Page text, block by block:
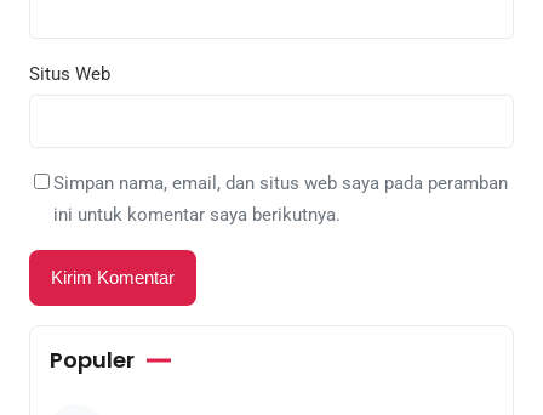
Situs Web
Simpan nama, email, dan situs web saya pada peramban
ini untuk komentar saya berikutnya.
Populer